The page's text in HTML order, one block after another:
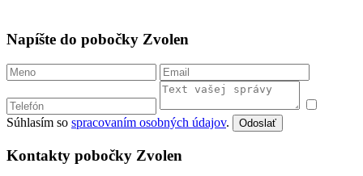
Napíšte do pobočky Zvolen
Súhlasím so spracovaním osobných údajov. Odoslať
Kontakty pobočky Zvolen